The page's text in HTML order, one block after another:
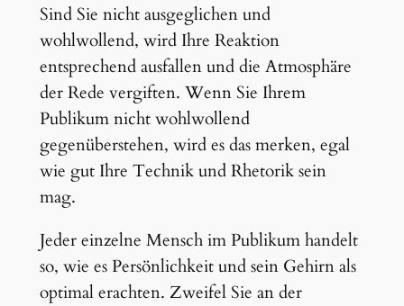
Sind Sie nicht ausgeglichen und
wohlwollend, wird Ihre Reaktion
entsprechend ausfallen und die Atmosphäre
der Rede vergiften. Wenn Sie Ihrem
Publikum nicht wohlwollend
gegenüberstehen, wird es das merken, egal
wie gut Ihre Technik und Rhetorik sein
mag.
Jeder einzelne Mensch im Publikum handelt
so, wie es Persönlichkeit und sein Gehirn als
optimal erachten. Zweifel Sie an der